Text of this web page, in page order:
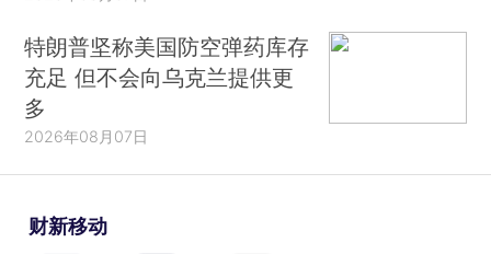
特朗普坚称美国防空弹药库存
充足 但不会向乌克兰提供更
多
2026年08月07日
财新移动